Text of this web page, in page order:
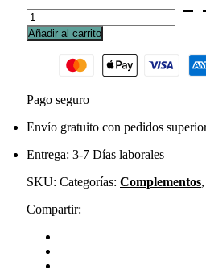
GAFAS
DE
SOL
cantidad
Añadir al carrito
Pago seguro
Envío gratuito con pedidos
Entrega: 3-7 Días laborales
SKU: Categorías: Complementos,
Compartir: